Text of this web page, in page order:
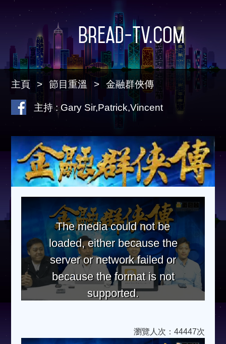
Bread-TV.com
主頁 節目重溫 金融群俠傳
主持 : Gary Sir,Patrick,Vincent
The media could not be
loaded, either because the
server or network failed or
because the format is not
supported.
瀏覽人次：44447次